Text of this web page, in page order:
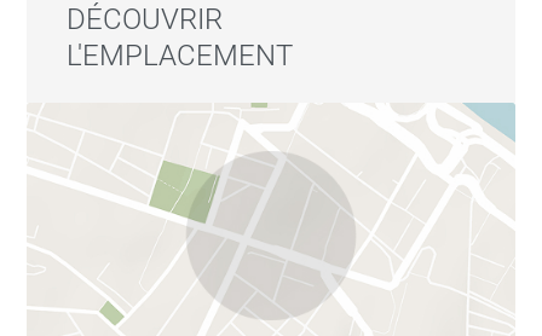
DÉCOUVRIR
L'EMPLACEMENT